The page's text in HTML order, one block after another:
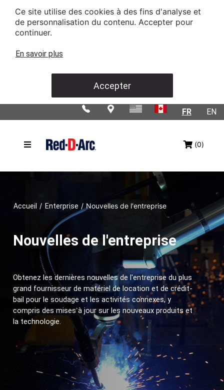
Ce site utilise des cookies à des fins d'analyse et
de personnalisation du contenu. Accepter pour
continuer.
En savoir plus
Accepter
EN
FR
(0)
Accueil / Enterprise / Nouvelles de l'entreprise
Nouvelles de l'entreprise
Obtenez les dernières nouvelles de l'entreprise du plus
grand fournisseur de matériel de location et de crédit-
bail pour le soudage et les activités connexes, y
compris des mises à jour sur les nouveaux produits et
la technologie.